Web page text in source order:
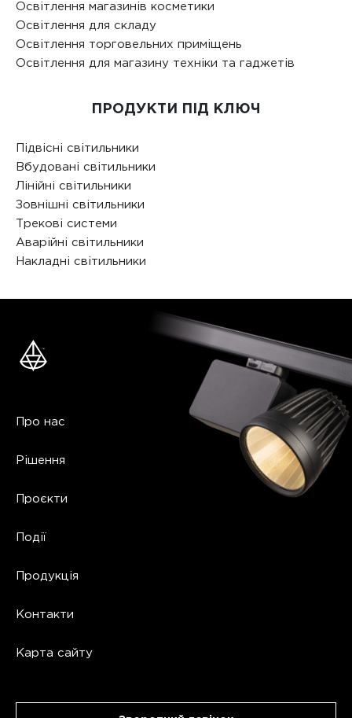
Освітлення магазинів косметики
Освітлення для складу
Освітлення торговельних приміщень
Освітлення для магазину техніки та гаджетів
ПРОДУКТИ ПІД КЛЮЧ
Підвісні світильники
Вбудовані світильники
Лінійні світильники
Зовнішні світильники
Трекові системи
Аварійні світильники
Накладні світильники
Про нас
Рішення
Проєкти
Події
Продукція
Контакти
Карта сайту